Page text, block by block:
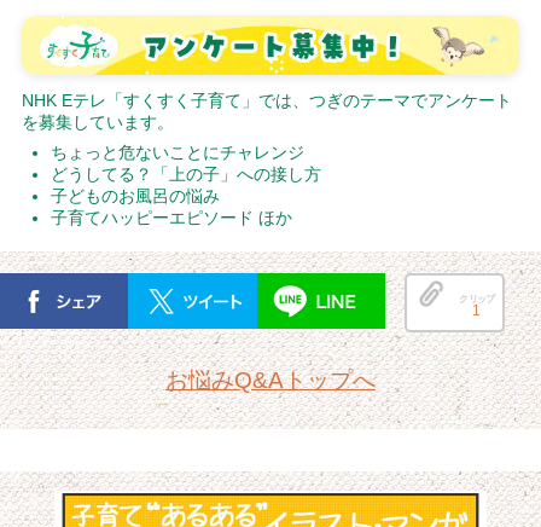
NHK Eテレ「すくすく子育て」では、つぎのテーマでアンケート
を募集しています。
ちょっと危ないことにチャレンジ
どうしてる？「上の子」への接し方
子どものお風呂の悩み
子育てハッピーエピソード ほか
クリップ
1
お悩みQ&Aトップへ